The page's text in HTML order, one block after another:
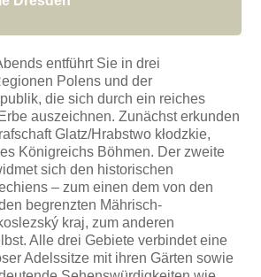
entführt Sie in drei
Polens und der
die sich durch ein reiches
auszeichnen. Zunächst erkunden
Glatz/Hrabstwo kłodzkie,
Königreichs Böhmen. Der zweite
sich den historischen
– zum einen dem von den
begrenzten Mährisch-
kraj, zum anderen
Alle drei Gebiete verbindet eine
Adelssitze mit ihren Gärten sowie